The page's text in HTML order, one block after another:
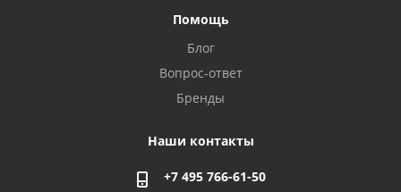
Помощь
Блог
Вопрос-ответ
Бренды
Наши контакты
+7 495 766-61-50